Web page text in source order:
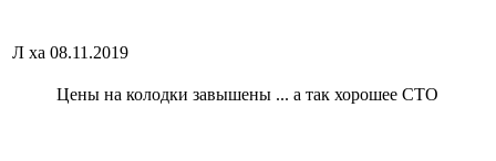
Л ха 08.11.2019
Цены на колодки завышены ... а так хорошее СТО